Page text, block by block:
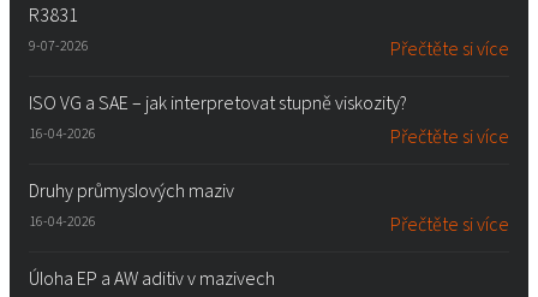
R3831
9-07-2026 Přečtěte si více
ISO VG a SAE – jak interpretovat stupně viskozity?
16-04-2026 Přečtěte si více
Druhy průmyslových maziv
16-04-2026 Přečtěte si více
Úloha EP a AW aditiv v mazivech